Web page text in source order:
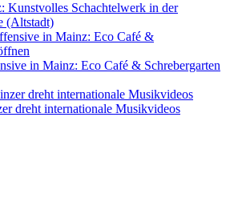
Kunstvolles Schachtelwerk in der
(Altstadt)
in Mainz: Eco Café & Schrebergarten
dreht internationale Musikvideos